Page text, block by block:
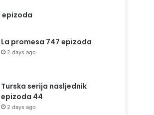
epizoda
La promesa 747 epizoda
2 days ago
Turska serija nasljednik
epizoda 44
2 days ago